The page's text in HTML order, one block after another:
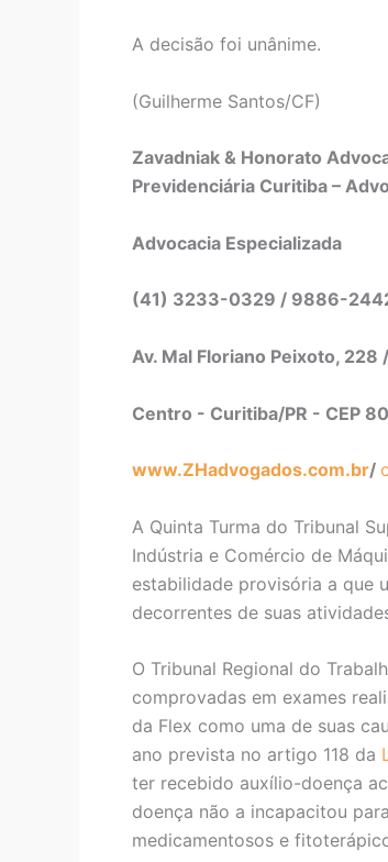
A decisão foi unânime.
(Guilherme Santos/CF)
Zavadniak & Honorato
Previdenciária Curitiba –
Advocacia Especializada
(41) 3233-0329 / 9886-
Av. Mal Floriano Peixoto,
Centro - Curitiba/PR - CEP
www.ZHadvogados.com.br/
A Quinta Turma do Tribunal
Indústria e Comércio de
estabilidade provisória a que
decorrentes de suas
O Tribunal Regional do
comprovadas em exames
da Flex como uma de suas
ano prevista no artigo 118 da
ter recebido auxílio-doença
doença não a incapacitou
medicamentosos e